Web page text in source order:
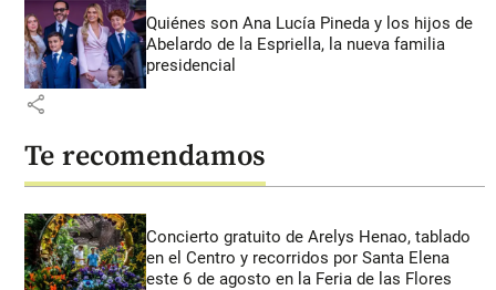
Quiénes son Ana Lucía Pineda y los hijos de
Abelardo de la Espriella, la nueva familia
presidencial
share
Te recomendamos
Concierto gratuito de Arelys Henao, tablado
en el Centro y recorridos por Santa Elena
este 6 de agosto en la Feria de las Flores